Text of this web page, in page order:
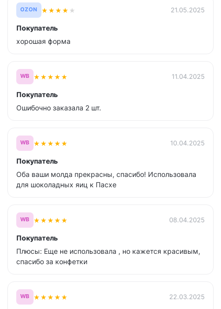
OZON ★★★★ ★ 21.05.2025
Покупатель
хорошая форма
WB ★★★★★ 11.04.2025
Покупатель
Ошибочно заказала 2 шт.
WB ★★★★★ 10.04.2025
Покупатель
Оба ваши молда прекрасны, спасибо! Использовала
для шоколадных яиц к Пасхе
WB ★★★★★ 08.04.2025
Покупатель
Плюсы: Еще не использовала , но кажется красивым,
спасибо за конфетки
WB ★★★★★ 22.03.2025